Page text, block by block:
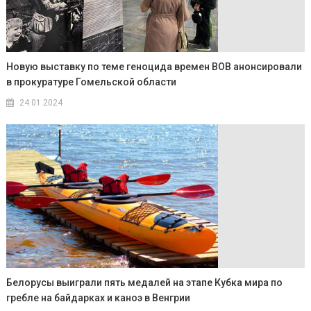
Новую выставку по теме геноцида времен ВОВ анонсировали
в прокуратуре Гомельской области
24.01.2024
Белорусы выиграли пять медалей на этапе Кубка мира по
гребле на байдарках и каноэ в Венгрии